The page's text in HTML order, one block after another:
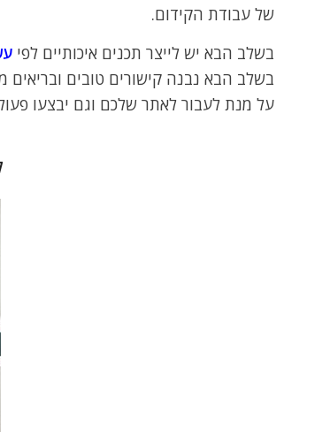
של עבודת הקידום.
בשלב הבא יש לייצר תכנים איכותיים לפי
בשלב הבא נבנה קישורים טובים ובריאים
על מנת לעבור לאתר שלכם וגם יבצעו